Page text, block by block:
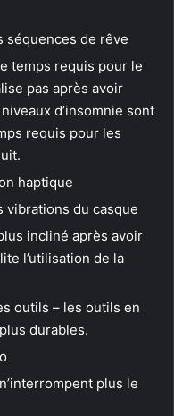
séquences de rêve
temps requis pour le
pas après avoir
d’insomnie sont
requis pour les
haptique
vibrations du casque
incliné après avoir
l’utilisation de la
outils – les outils en
durables.
plus le